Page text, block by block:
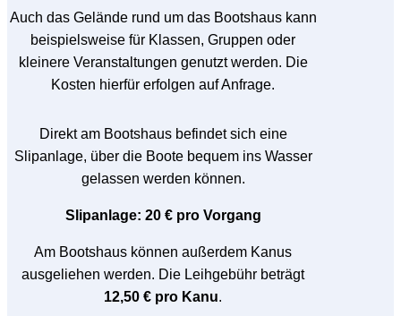
Auch das Gelände rund um das Bootshaus kann
beispielsweise für Klassen, Gruppen oder
kleinere Veranstaltungen genutzt werden. Die
Kosten hierfür erfolgen auf Anfrage.
Direkt am Bootshaus befindet sich eine
Slipanlage, über die Boote bequem ins Wasser
gelassen werden können.
Slipanlage: 20 € pro Vorgang
Am Bootshaus können außerdem Kanus
ausgeliehen werden. Die Leihgebühr beträgt
12,50 € pro Kanu.